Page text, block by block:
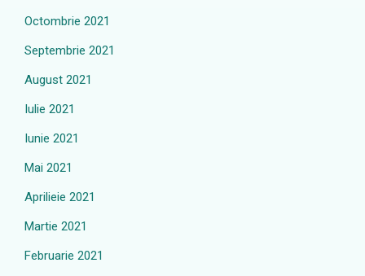
Octombrie 2021
Septembrie 2021
August 2021
Iulie 2021
Iunie 2021
Mai 2021
Aprilieie 2021
Martie 2021
Februarie 2021